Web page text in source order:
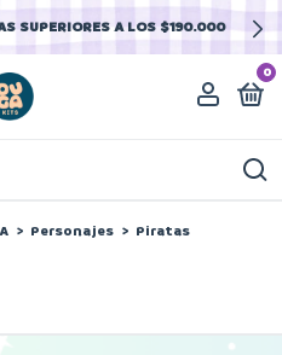
SUPERIORES A LOS $190.000
0
> Personajes > Piratas